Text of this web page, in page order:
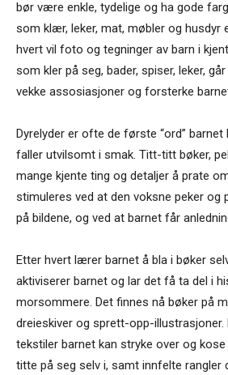
bør være enkle, tydelige og ha gode
som klær, leker, mat, møbler og husdyr
hvert vil foto og tegninger av barn i
som kler på seg, bader, spiser, leker,
vekke assosiasjoner og forsterke
Dyrelyder er ofte de første “ord”
faller utvilsomt i smak. Titt-titt bøker,
mange kjente ting og detaljer å prate
stimuleres ved at den voksne peker og
på bildene, og ved at barnet får
Etter hvert lærer barnet å bla i bøker
aktiviserer barnet og lar det få ta del i
morsommere. Det finnes nå bøker på
dreieskiver og sprett-opp-illustrasjoner.
tekstiler barnet kan stryke over og
titte på seg selv i, samt innfelte rangler